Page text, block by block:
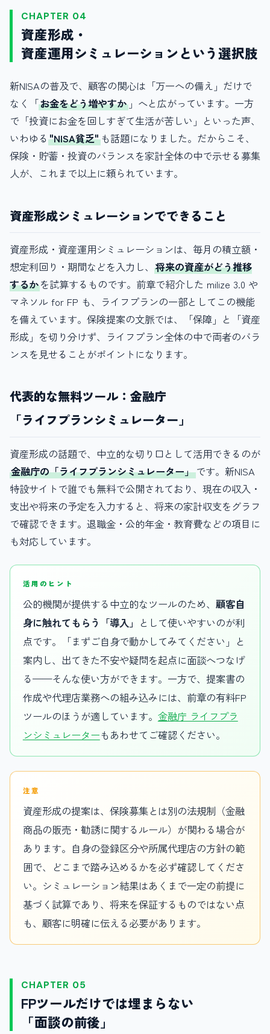
CHAPTER 04
資産形成・
資産運用シミュレーションという選択肢
新NISAの普及で、顧客の関心は「万一への備え」だけで
なく「お金をどう増やすか」へと広がっています。一方
で「投資にお金を回しすぎて生活が苦しい」といった声、
いわゆる "NISA貧乏"も話題になりました。だからこそ、
保険・貯蓄・投資のバランスを家計全体の中で示せる募集
人が、これまで以上に頼られています。
資産形成シミュレーションでできること
資産形成・資産運用シミュレーションは、毎月の積立額・
想定利回り・期間などを入力し、 将来の資産がどう推移
するかを試算するものです。前章で紹介した milize 3.0 や
マネソル for FP も、ライフプランの一部としてこの機能
を備えています。保険提案の文脈では、「保障」と「資産
形成」を切り分けず、ライフプラン全体の中で両者のバラ
ンスを見せることがポイントになります。
代表的な無料ツール：金融庁
「ライフプランシミュレーター」
資産形成の話題で、中立的な切り口として活用できるのが
金融庁の「ライフプランシミュレーター」です。新NISA
特設サイトで誰でも無料で公開されており、現在の収入・
支出や将来の予定を入力すると、将来の家計収支をグラフ
で確認できます。退職金・公的年金・教育費などの項目に
も対応しています。
活用のヒント
公的機関が提供する中立的なツールのため、 顧客自
身に触れてもらう「導入」 として使いやすいのが利
点です。「まずご自身で動かしてみてください」と
案内し、出てきた不安や疑問を起点に面談へつなげ
る——そんな使い方ができます。一方で、提案書の
作成や代理店業務への組み込みには、前章の有料FP
ツールのほうが適しています。 金融庁 ライフプラ
ンシミュレーターもあわせてご確認ください。
注意
資産形成の提案は、保険募集とは別の法規制（金融
商品の販売・勧誘に関するルール）が関わる場合が
あります。自身の登録区分や所属代理店の方針の範
囲で、どこまで踏み込めるかを必ず確認してくださ
い。シミュレーション結果はあくまで一定の前提に
基づく試算であり、将来を保証するものではない点
も、顧客に明確に伝える必要があります。
CHAPTER 05
FPツールだけでは埋まらない
「面談の前後」